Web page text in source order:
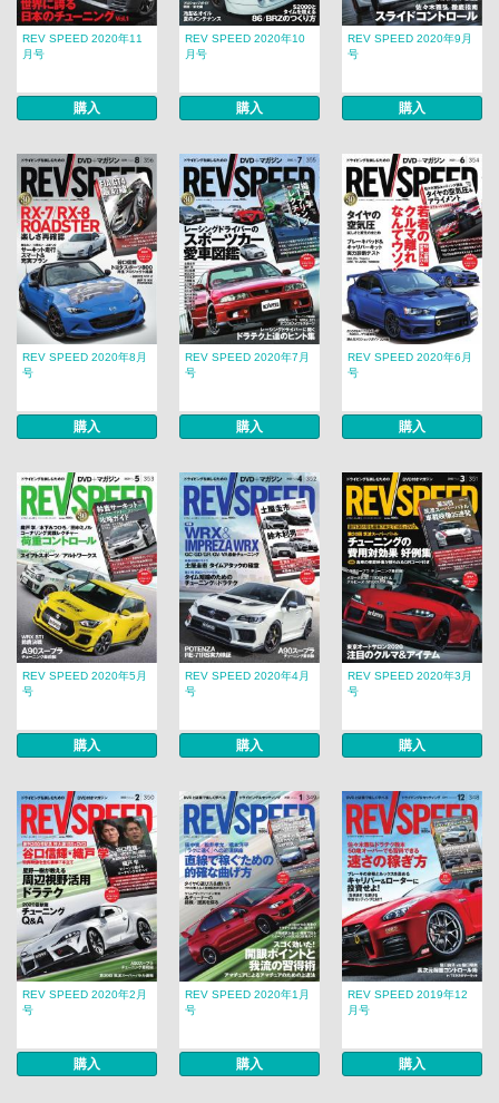
REV SPEED 2020年11
月号
購入
REV SPEED 2020年10
月号
購入
REV SPEED 2020年9月
号
購入
REV SPEED 2020年8月
号
購入
REV SPEED 2020年7月
号
購入
REV SPEED 2020年6月
号
購入
REV SPEED 2020年5月
号
購入
REV SPEED 2020年4月
号
購入
REV SPEED 2020年3月
号
購入
REV SPEED 2020年2月
号
購入
REV SPEED 2020年1月
号
購入
REV SPEED 2019年12
月号
購入